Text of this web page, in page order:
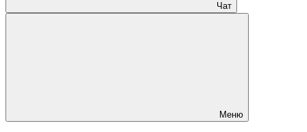
Чат
Меню